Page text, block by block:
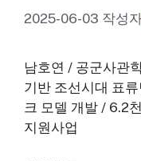
2025-06-03 작성
남호연 / 공군사관
기반 조선시대 표
크 모델 개발 / 6.2
지원사업